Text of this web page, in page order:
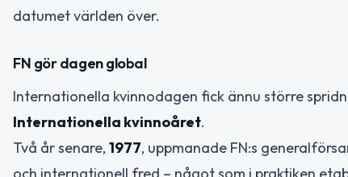
datumet världen över.
FN gör dagen global
Internationella kvinnodagen fick ännu större
Internationella kvinnoåret.
Två år senare, 1977, uppmanade FN:s
och internationell fred – något som i praktiken